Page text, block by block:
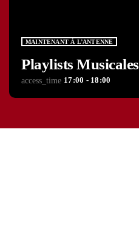
MAINTENANT À L’ANTENNE
Playlists Musicales
access_time 17:00 - 18:00